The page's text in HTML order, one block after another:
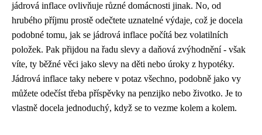
jádrová inflace ovlivňuje různé domácnosti jinak. No, od
hrubého příjmu prostě odečtete uznatelné výdaje, což je docela
podobné tomu, jak se jádrová inflace počítá bez volatilních
položek. Pak přijdou na řadu slevy a daňová zvýhodnění - však
víte, ty běžné věci jako slevy na děti nebo úroky z hypotéky.
Jádrová inflace taky nebere v potaz všechno, podobně jako vy
můžete odečíst třeba příspěvky na penzijko nebo životko. Je to
vlastně docela jednoduchý, když se to vezme kolem a kolem.